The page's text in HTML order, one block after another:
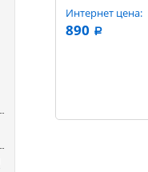
Интернет цена:
890 a